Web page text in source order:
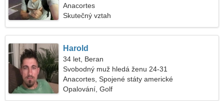
Anacortes
Skutečný vztah
Harold
34 let, Beran
Svobodný muž hledá ženu 24-31
Anacortes, Spojené státy americké
Opalování, Golf